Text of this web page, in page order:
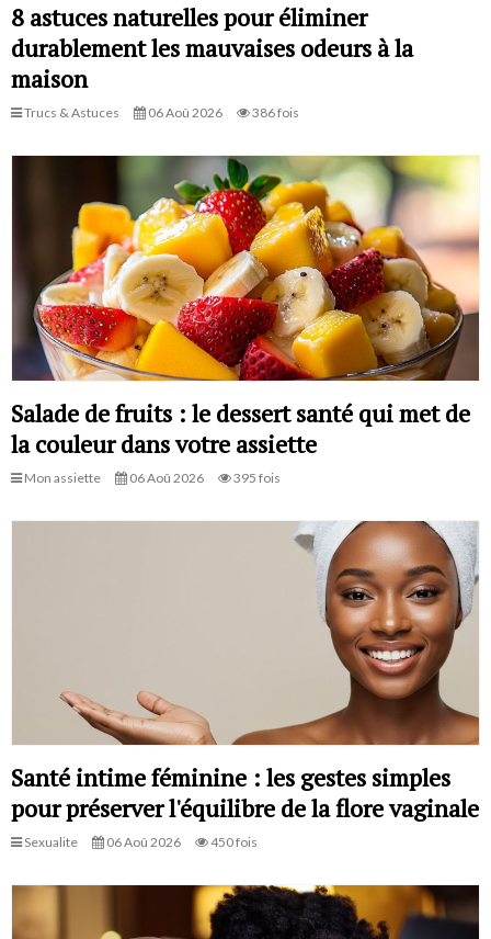
8 astuces naturelles pour éliminer
durablement les mauvaises odeurs à la
maison
Trucs & Astuces 06 Aoû 2026 386 fois
Salade de fruits : le dessert santé qui met de
la couleur dans votre assiette
Mon assiette 06 Aoû 2026 395 fois
Santé intime féminine : les gestes simples
pour préserver l'équilibre de la flore vaginale
Sexualite 06 Aoû 2026 450 fois